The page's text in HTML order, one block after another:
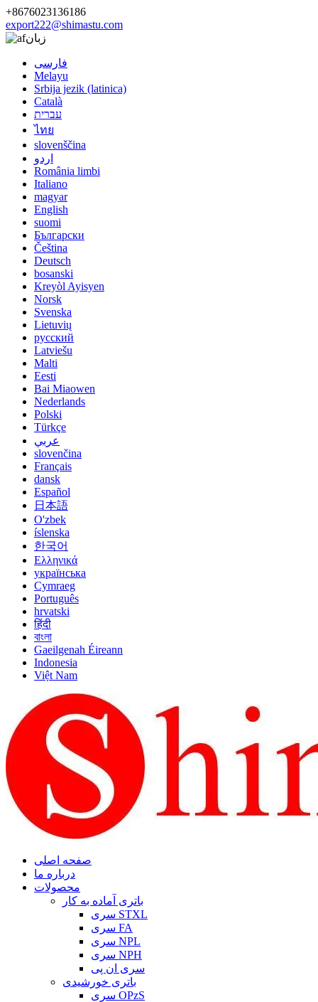
+8676023136186
export222@shimastu.com
زبان
فارسی
Melayu
Srbija jezik (latinica)
Català
עברית
ไทย
slovenščina
اردو
România limbi
Italiano
magyar
English
suomi
Български
Čeština
Deutsch
bosanski
Kreyòl Ayisyen
Norsk
Svenska
Lietuvių
русский
Latviešu
Malti
Eesti
Bai Miaowen
Nederlands
Polski
Türkçe
عربي
slovenčina
Français
dansk
Español
日本語
O'zbek
íslenska
한국어
Ελληνικά
українська
Cymraeg
Português
hrvatski
हिंदी
বাংলা
Gaeilgenah Éireann
Indonesia
Việt Nam
صفحه اصلی
درباره ما
محصولات
باتری آماده به کار
سری STXL
سری FA
سری NPL
سری NPH
سری ان پی
باتری خورشیدی
سری OPzS